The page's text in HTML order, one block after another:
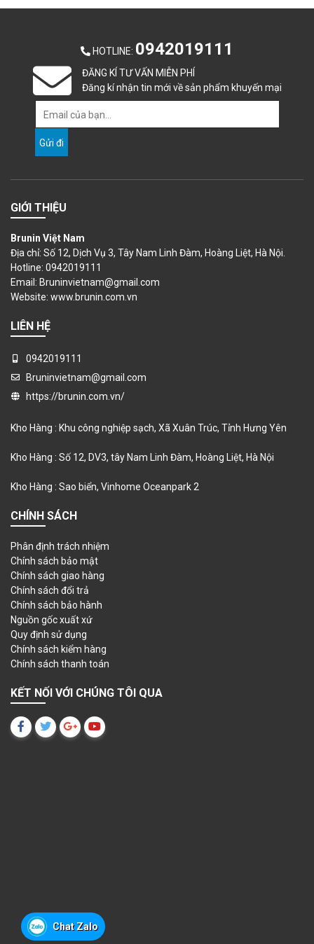
HOTLINE: 0942019111
ĐĂNG KÍ TƯ VẤN MIỄN PHÍ
Đăng kí nhận tin mới về sản phẩm khuyến mại
GIỚI THIỆU
Brunin Việt Nam
Địa chỉ: Số 12, Dịch Vụ 3, Tây Nam Linh Đàm, Hoàng Liệt, Hà Nội.
Hotline: 0942019111
Email: Bruninvietnam@gmail.com
Website: www.brunin.com.vn
LIÊN HỆ
0942019111
Bruninvietnam@gmail.com
https://brunin.com.vn/
Kho Hàng : Khu công nghiệp sạch, Xã Xuân Trúc, Tỉnh Hưng Yên
Kho Hàng : Số 12, DV3, tây Nam Linh Đàm, Hoàng Liệt, Hà Nội
Kho Hàng : Sao biển, Vinhome Oceanpark 2
CHÍNH SÁCH
Phân định trách nhiệm
Chính sách bảo mật
Chính sách giao hàng
Chính sách đổi trả
Chính sách bảo hành
Nguồn gốc xuất xứ
Quy định sử dụng
Chính sách kiểm hàng
Chính sách thanh toán
KẾT NỐI VỚI CHÚNG TÔI QUA
Chat Zalo